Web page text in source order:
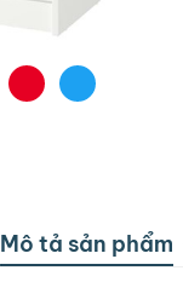
Mô tả sản phẩm